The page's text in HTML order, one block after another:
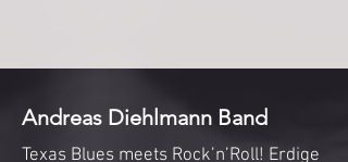
Andreas Diehlmann Band
Texas Blues meets Rock’n’Roll! Erdige